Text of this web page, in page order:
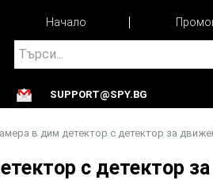
Начало
Search
SUPPORT@SPY.BG
в дим детектор с детектор за
с детектор